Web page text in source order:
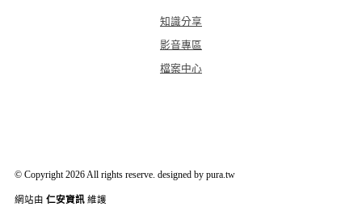
知識分享
影音專區
檔案中心
© Copyright 2026 All rights reserve. designed by pura.tw
網站由 仁安資訊 維護